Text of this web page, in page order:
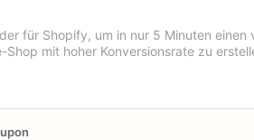
für Shopify, um in nur 5 Minuten einen
mit hoher Konversionsrate zu